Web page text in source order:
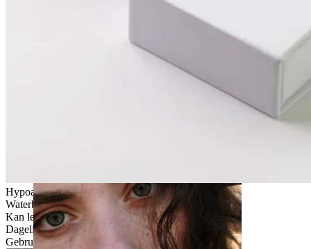
Hypoallergeen
Waterbestendig
Kan levenslang meegaan
Dagelijks gebruik
Gebruikersvriendelijk